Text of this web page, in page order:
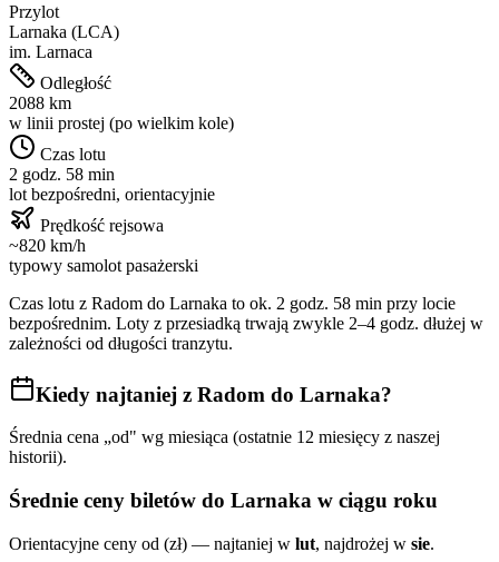
Przylot
Larnaka (LCA)
im. Larnaca
Odległość
2088 km
w linii prostej (po wielkim kole)
Czas lotu
2 godz. 58 min
lot bezpośredni, orientacyjnie
Prędkość rejsowa
~820 km/h
typowy samolot pasażerski
Czas lotu z Radom do Larnaka to ok. 2 godz. 58 min przy locie
bezpośrednim. Loty z przesiadką trwają zwykle 2–4 godz. dłużej w
zależności od długości tranzytu.
Kiedy najtaniej z Radom do Larnaka?
Średnia cena „od" wg miesiąca (ostatnie 12 miesięcy z naszej
historii).
Średnie ceny biletów do Larnaka w ciągu roku
Orientacyjne ceny od (zł) — najtaniej w lut, najdrożej w sie.